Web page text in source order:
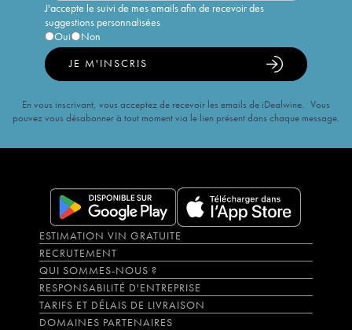
J'accepte le suivi de mes emails afin de recevoir des
suggestions personnalisées
Oui
Non
JE M'INSCRIS
En vous inscrivant, vous acceptez de recevoir les emails de iDealwine. Vous
pouvez vous désabonner à tout moment via le lien présent dans chaque message.
ESTIMATION VIN GRATUITE
RECRUTEMENT
QUI SOMMES-NOUS ?
RESPONSABILITÉ D'ENTREPRISE
TARIFS ET DÉLAIS DE LIVRAISON
DOMAINES PARTENAIRES